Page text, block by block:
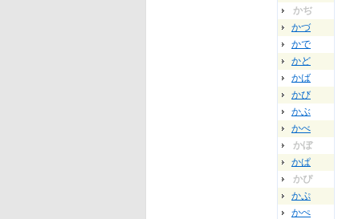
かぢ
かづ
かで
かど
かば
かび
かぶ
かべ
かぼ
かぱ
かぴ
かぷ
かぺ